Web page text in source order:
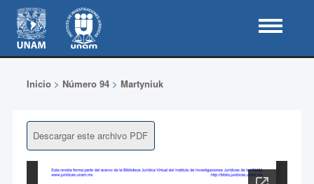
Inicio> Número 94> Martyniuk
Descargar este archivo PDF